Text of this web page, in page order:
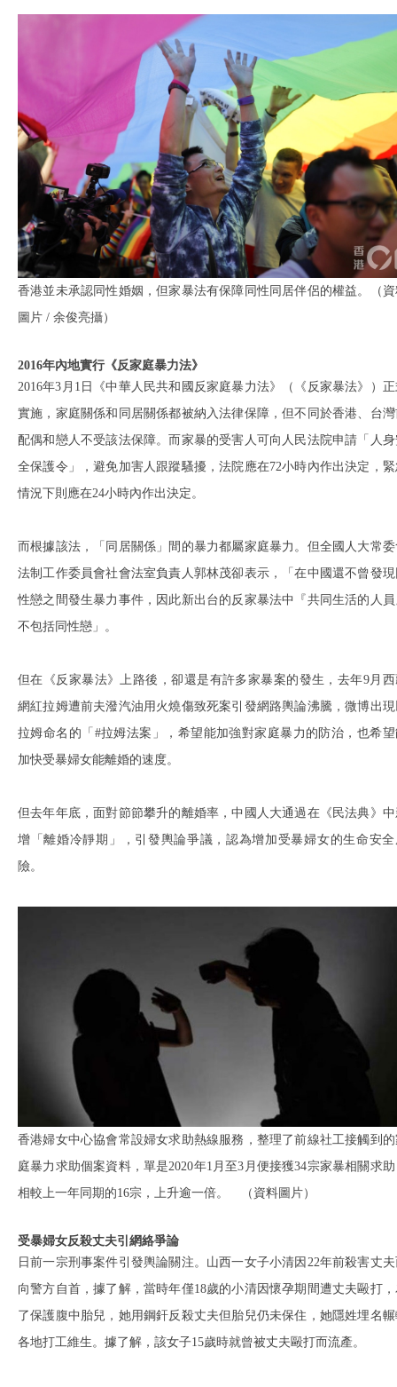
香港並未承認同性婚姻，但家暴法有保障同性同居伴侶的權益。（
圖片 / 余俊亮攝）
2016年內地實行《反家庭暴力法》
2016年3月1日《中華人民共和國反家庭暴力法》（《反家暴法》）
實施，家庭關係和同居關係都被納入法律保障，但不同於香港、台
配偶和戀人不受該法保障。而家暴的受害人可向人民法院申請「人
全保護令」，避免加害人跟蹤騷擾，法院應在72小時內作出決定，
情況下則應在24小時內作出決定。
而根據該法，「同居關係」間的暴力都屬家庭暴力。但全國人大常
法制工作委員會社會法室負責人郭林茂卻表示，「在中國還不曾發
性戀之間發生暴力事件，因此新出台的反家暴法中『共同生活的人
不包括同性戀」。
但在《反家暴法》上路後，卻還是有許多家暴案的發生，去年9月西
網紅拉姆遭前夫潑汽油用火燒傷致死案引發網路輿論沸騰，微博出
拉姆命名的「#拉姆法案」，希望能加強對家庭暴力的防治，也希望
加快受暴婦女能離婚的速度。
但去年年底，面對節節攀升的離婚率，中國人大通過在《民法典》
增「離婚冷靜期」，引發輿論爭議，認為增加受暴婦女的生命安全
險。
香港婦女中心協會常設婦女求助熱線服務，整理了前線社工接觸到
庭暴力求助個案資料，單是2020年1月至3月便接獲34宗家暴相關求
相較上一年同期的16宗，上升逾一倍。 （資料圖片）
受暴婦女反殺丈夫引網絡爭論
日前一宗刑事案件引發輿論關注。山西一女子小清因22年前殺害丈
向警方自首，據了解，當時年僅18歲的小清因懷孕期間遭丈夫毆打
了保護腹中胎兒，她用鋼釬反殺丈夫但胎兒仍未保住，她隱姓埋名
各地打工維生。據了解，該女子15歲時就曾被丈夫毆打而流產。